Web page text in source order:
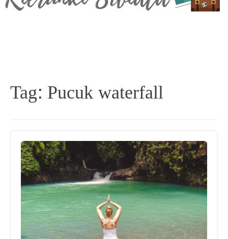
Tag: Pucuk waterfall